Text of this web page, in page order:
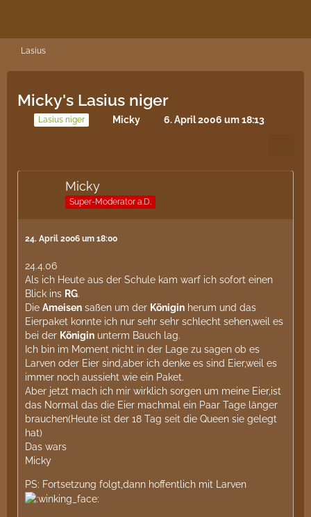
Lasius
Micky's Lasius niger
Lasius niger Micky 6. April 2006 um 18:13
Micky
Super-Moderator a.D.
24. April 2006 um 18:00
24.4.06
Als ich Heute aus der Schule kam warf ich sofort einen
Blick ins RG.
Die Ameisen saßen um der Königin herum und das
Eierpaket konnte ich nur sehr sehr schlecht sehen,weil es
bei der Königin unterm Bauch lag.
Ich bin im Moment nicht in der Lage zu sagen ob es
Larven oder Eier sind,aber ich denke es sind Eier,weil es
immer noch aussieht wie ein Paket.
Aber jetzt mach ich mir wirklich sorgen um meine Eier,ist
das Normal das die Eier machmal ein Paar Tage länger
brauchen(Heute ist der 18 Tag seit die Queen sie gelegt
hat)
Das wars
Micky
PS: Fortsetzung folgt,dann hoffentlich mit Larven